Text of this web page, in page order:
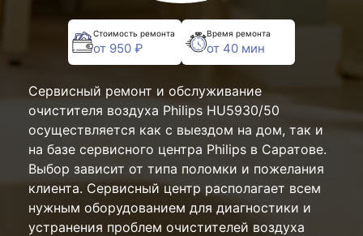
Стоимость ремонта
от 950 ₽
Время ремонта
от 40 мин
Сервисный ремонт и обслуживание
очистителя воздуха Philips HU5930/50
осуществляется как с выездом на дом, так и
на базе сервисного центра Philips в Саратове.
Выбор зависит от типа поломки и пожелания
клиента. Сервисный центр располагает всем
нужным оборудованием для диагностики и
устранения проблем очистителей воздуха